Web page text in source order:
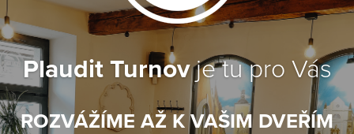
Plaudit Turnovje tu pro Vás
ROZVÁŽÍME AŽ K VAŠIM DVEŘÍM